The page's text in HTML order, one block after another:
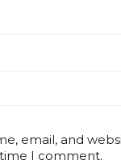
email, and
I comment.